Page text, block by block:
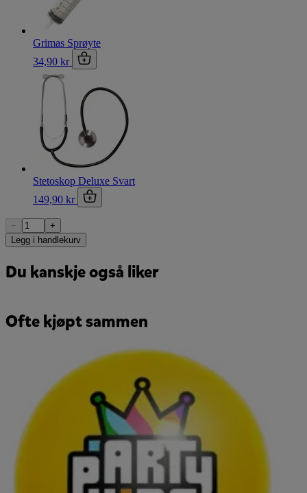
Grimas Sprøyte
34,90 kr
Stetoskop Deluxe Svart
149,90 kr
−
+
Legg i handlekurv
Du kanskje også liker
Ofte kjøpt sammen